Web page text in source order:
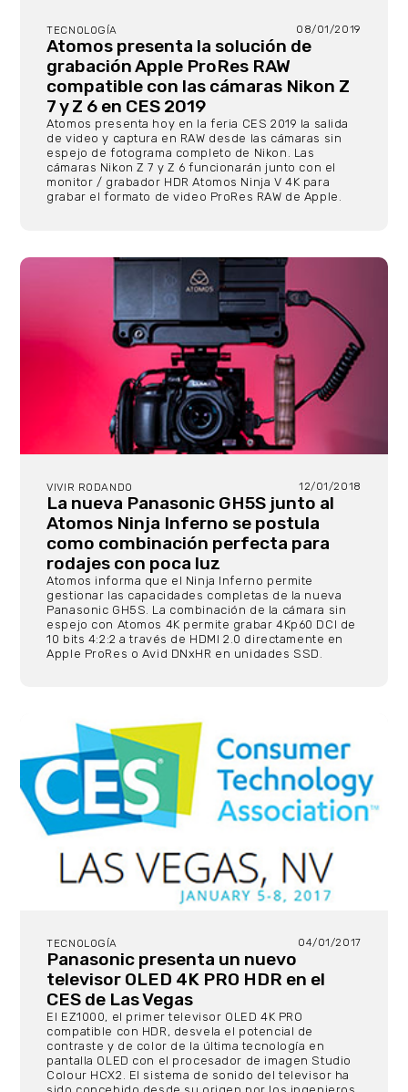
TECNOLOGÍA 08/01/2019
Atomos presenta la solución de
grabación Apple ProRes RAW
compatible con las cámaras Nikon Z
7 y Z 6 en CES 2019
Atomos presenta hoy en la feria CES 2019 la salida
de video y captura en RAW desde las cámaras sin
espejo de fotograma completo de Nikon. Las
cámaras Nikon Z 7 y Z 6 funcionarán junto con el
monitor / grabador HDR Atomos Ninja V 4K para
grabar el formato de video ProRes RAW de Apple.
VIVIR RODANDO 12/01/2018
La nueva Panasonic GH5S junto al
Atomos Ninja Inferno se postula
como combinación perfecta para
rodajes con poca luz
Atomos informa que el Ninja Inferno permite
gestionar las capacidades completas de la nueva
Panasonic GH5S. La combinación de la cámara sin
espejo con Atomos 4K permite grabar 4Kp60 DCI de
10 bits 4:2:2 a través de HDMI 2.0 directamente en
Apple ProRes o Avid DNxHR en unidades SSD.
TECNOLOGÍA 04/01/2017
Panasonic presenta un nuevo
televisor OLED 4K PRO HDR en el
CES de Las Vegas
El EZ1000, el primer televisor OLED 4K PRO
compatible con HDR, desvela el potencial de
contraste y de color de la última tecnología en
pantalla OLED con el procesador de imagen Studio
Colour HCX2. El sistema de sonido del televisor ha